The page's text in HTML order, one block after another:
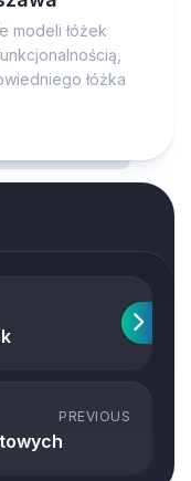
modeli łóżek
łóżka
PREVIOUS